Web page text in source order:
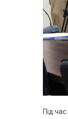
Під